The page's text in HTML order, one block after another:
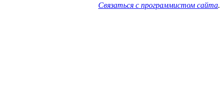
Связаться с программистом сайта.